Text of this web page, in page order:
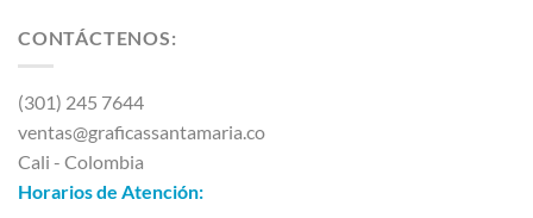
CONTÁCTENOS:
(301) 245 7644
ventas@graficassantamaria.co
Cali - Colombia
Horarios de Atención: